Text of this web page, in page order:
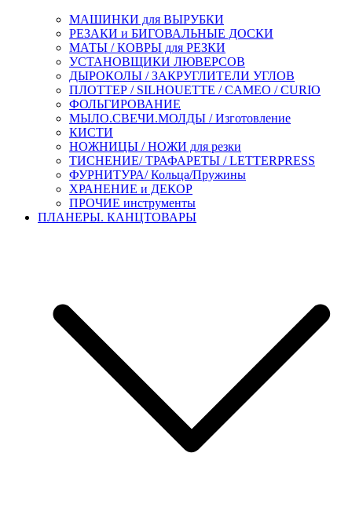
МАШИНКИ для ВЫРУБКИ
РЕЗАКИ и БИГОВАЛЬНЫЕ ДОСКИ
МАТЫ / КОВРЫ для РЕЗКИ
УСТАНОВЩИКИ ЛЮВЕРСОВ
ДЫРОКОЛЫ / ЗАКРУГЛИТЕЛИ УГЛОВ
ПЛОТТЕР / SILHOUETTE / CAMEO / CURIO
ФОЛЬГИРОВАНИЕ
МЫЛО.СВЕЧИ.МОЛДЫ / Изготовление
КИСТИ
НОЖНИЦЫ / НОЖИ для резки
ТИСНЕНИЕ/ ТРАФАРЕТЫ / LETTERPRESS
ФУРНИТУРА/ Кольца/Пружины
ХРАНЕНИЕ и ДЕКОР
ПРОЧИЕ инструменты
ПЛАНЕРЫ. КАНЦТОВАРЫ